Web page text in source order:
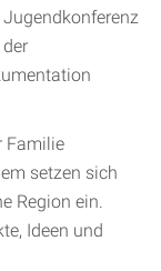
Familie
setzen sich
Region ein.
Ideen und